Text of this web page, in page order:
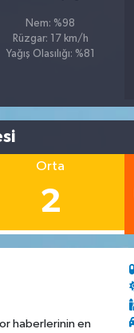
Nem: %98
Rüzgar: 17 km/h
Yağış Olasılığı: %81
Orta
2
haberlerinin en